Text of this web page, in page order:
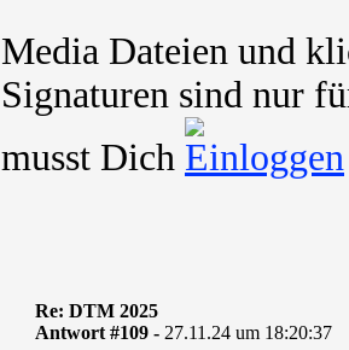
Media Dateien und
Signaturen sind nur
musst Dich
Re: DTM 2025
Antwort #109 - 27.11.24 um 18:20:37